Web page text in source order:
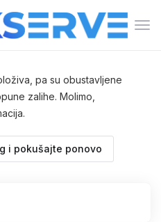
pa su obustavljene
zalihe. Molimo,
i pokušajte ponovo